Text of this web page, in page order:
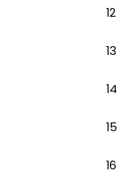
12
13
14
15
16